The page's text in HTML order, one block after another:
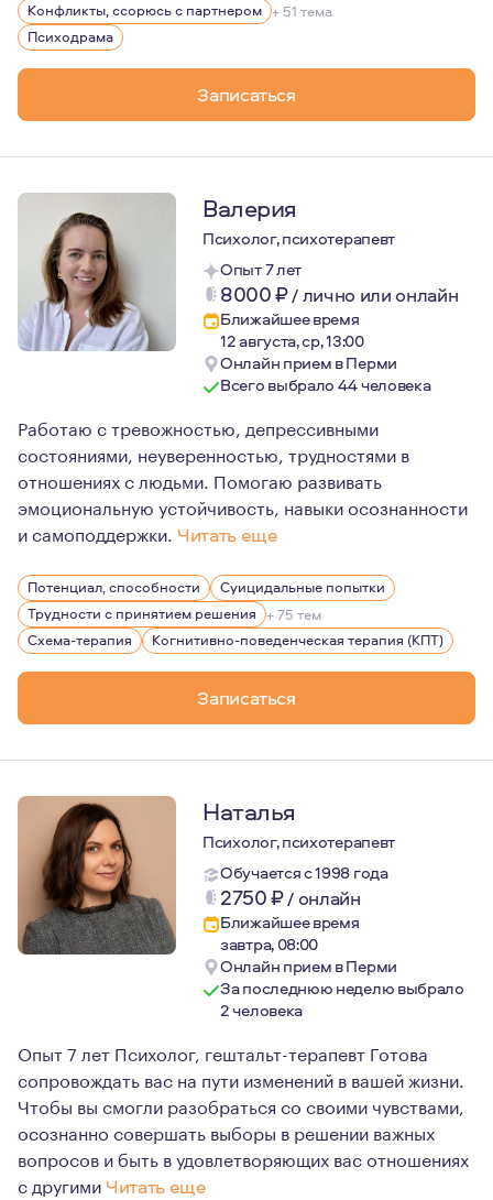
Детская монодрама - через символическую игру
Изучение сюжетно‑ролевой игры детей —
Художественная литература – возможность
Конфликты, ссорюсь с партнером + 51 тема
Психодрама
Записаться
Валерия
Психолог, психотерапевт
Опыт 7 лет
8000₽/лично или онлайн
Ближайшее время
12 августа, ср, 13:00
Онлайн прием в Перми
Всего выбрало 44 человека
Работаю с тревожностью, депрессивными
состояниями, неуверенностью, трудностями в
отношениях с людьми. Помогаю развивать
эмоциональную устойчивость, навыки осознанности
и самоподдержки. Читать еще
В работе для меня важны несколько принципов. Во-
Во-вторых, этика. Я строго придерживаюсь
Мне важно, чтобы клиент чувствовал себя в терапии
Потенциал, способности
Суицидальные попытки
Трудности с принятием решения + 75 тем
Схема-терапия
Когнитивно-поведенческая терапия (КПТ)
Записаться
Наталья
Психолог, психотерапевт
Обучается с 1998 года
2750₽/ онлайн
Ближайшее время
завтра, 08:00
Онлайн прием в Перми
За последнюю неделю выбрало
2 человека
Опыт 7 лет Психолог, гештальт-терапевт Готова
сопровождать вас на пути изменений в вашей жизни.
Чтобы вы смогли разобраться со своими чувствами,
осознанно совершать выборы в решении важных
вопросов и быть в удовлетворяющих вас отношениях
с другими Читать еще